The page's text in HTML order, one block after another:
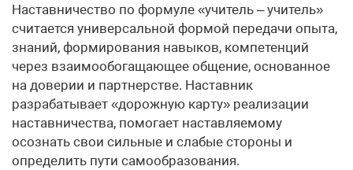
Наставничество по формуле «учитель – учитель»
считается универсальной формой передачи опыта,
знаний, формирования навыков, компетенций
через взаимообогащающее общение, основанное
на доверии и партнерстве. Наставник
разрабатывает «дорожную карту» реализации
наставничества, помогает наставляемому
осознать свои сильные и слабые стороны и
определить пути самообразования.